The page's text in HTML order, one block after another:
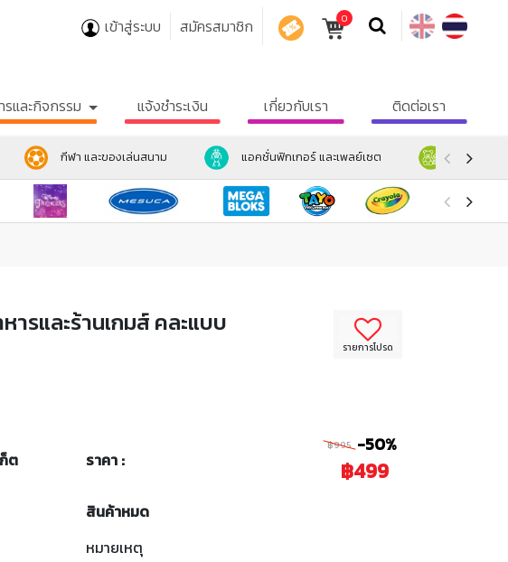
เข้าสู่ระบบ สมัครสมาชิก 0
รและกิจกรรม แจ้งชำระเงิน เกี่ยวกับเรา ติดต่อเรา
กีฬา และของเล่นสนาม แอคชั่นฟิกเกอร์ และเพลย์เซต ตุ๊กตา แล
รายการโปรด
รและร้านเกมส์ คละแบบ
ต ราคา :
฿995 -50%
฿499
สินค้าหมด
หมายเหตุ